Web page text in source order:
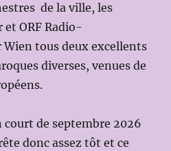
de la ville, les
ORF Radio-
tous deux excellents
diverses, venues de
court de septembre 2026
donc assez tôt et ce